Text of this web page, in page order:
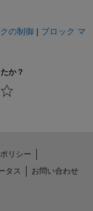
の制御 | ブロック マ
か？
リシー
タス
お問い合わせ